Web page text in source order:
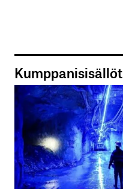
Kumppanisisällöt